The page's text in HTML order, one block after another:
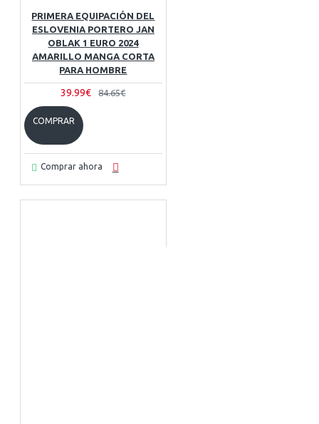
PRIMERA EQUIPACIÓN DEL
ESLOVENIA PORTERO JAN
OBLAK 1 EURO 2024
AMARILLO MANGA CORTA
PARA HOMBRE
39.99€ 84.65€
COMPRAR
Comprar ahora